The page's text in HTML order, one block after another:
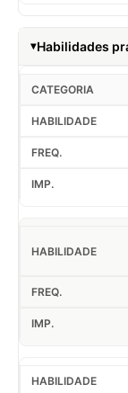
Habilidades